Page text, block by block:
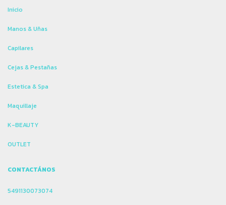
Inicio
Manos & Uñas
Capilares
Cejas & Pestañas
Estetica & Spa
Maquillaje
K-BEAUTY
OUTLET
CONTACTÁNOS
5491130073074